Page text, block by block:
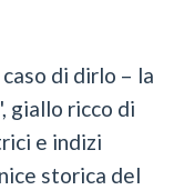
di dirlo – la
giallo ricco di
e indizi
storica del